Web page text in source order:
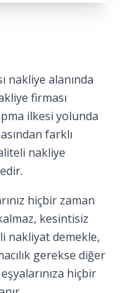
nakliye alanında
firması
ilkesi yolunda
farklı
nakliye
hiçbir zaman
kesintisiz
nakliyat demekle,
gerekse diğer
hiçbir